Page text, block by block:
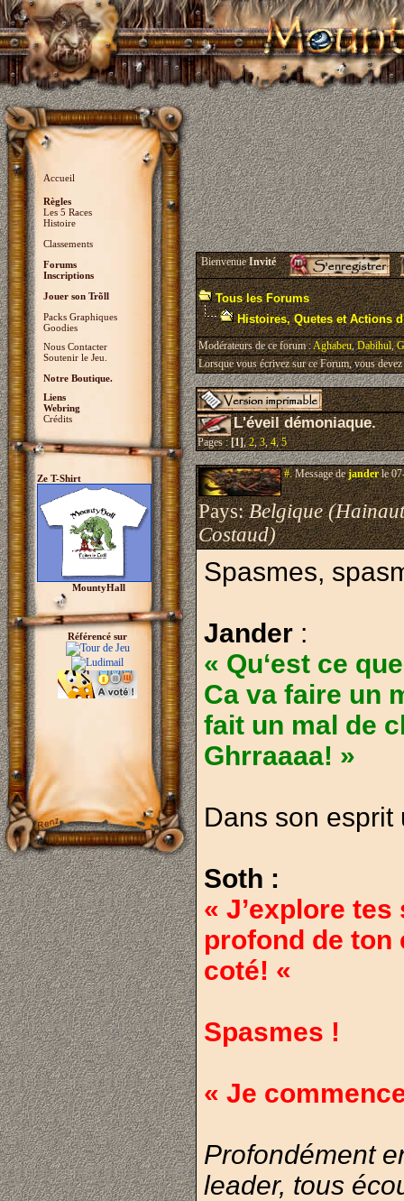
Accueil
Règles
Les 5 Races
Histoire
Classements
Forums
Inscriptions
Jouer son Trõll
Packs Graphiques
Goodies
Nous Contacter
Soutenir le Jeu.
Notre Boutique.
Liens
Webring
Crédits
Ze T-Shirt
MountyHall
Référencé sur
BienvenueInvité
Tous les Forums
Histoires, Quetes et Actions
Modérateurs de ce forum :Aghabeu,Dabihul,
Lorsque vous écrivez sur ce Forum, vous
L'éveil démoniaque.
Pages :[1],2,3,4,5
#.Message dejanderle
Pays:Belgique
Costaud)
Spasmes,
Jander :
« Qu‘est ce
Ca va faire un
fait un mal de
Ghrraaaa! »
Dans son esprit
Soth :
« J’explore
profond de ton
coté! «
Spasmes !
« Je
Profondément
leader, tous